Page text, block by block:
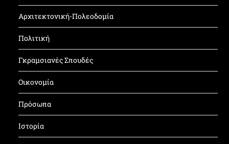
Αρχιτεκτονική-Πολεοδομία
Πολιτική
Γκραμσιανές Σπουδές
Οικονομία
Πρόσωπα
Ιστορία